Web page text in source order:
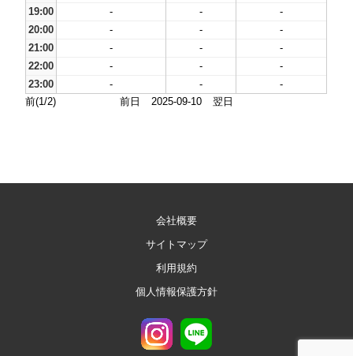
19:00
- -
-
20:00
- -
-
21:00
- -
-
22:00
- -
-
23:00
- -
-
前(1/2)
前日 2025-09-10 翌日
会社概要
サイトマップ
利用規約
個人情報保護方針